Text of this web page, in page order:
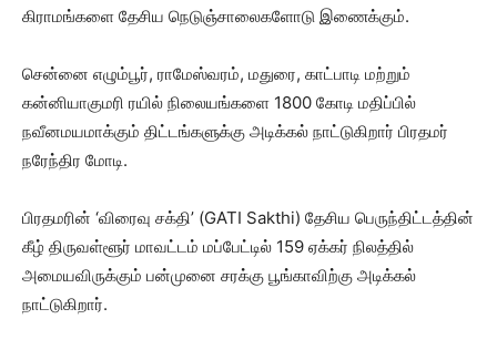
கிராமங்களை தேசிய நெடுஞ்சாலைகளோடு இணைக்கும்.
சென்னை எழும்பூர், ராமேஸ்வரம், மதுரை, காட்பாடி மற்றும்
கன்னியாகுமரி ரயில் நிலையங்களை 1800 கோடி மதிப்பில்
நவீனமயமாக்கும் திட்டங்களுக்கு அடிக்கல் நாட்டுகிறார் பிரதமர்
நரேந்திர மோடி.
பிரதமரின் ‘விரைவு சக்தி’ (GATI Sakthi) தேசிய பெருந்திட்டத்தின்
கீழ் திருவள்ளூர் மாவட்டம் மப்பேட்டில் 159 ஏக்கர் நிலத்தில்
அமையவிருக்கும் பன்முனை சரக்கு பூங்காவிற்கு அடிக்கல்
நாட்டுகிறார்.